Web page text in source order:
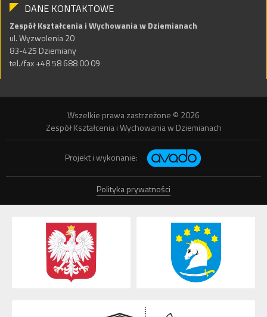
DANE KONTAKTOWE
Zespół Kształcenia i Wychowania w Dziemianach
ul. Wyzwolenia 20
83-425 Dziemiany
tel./fax +48 58 688 00 09
Wszelkie prawa zastrzeżone © 2026
Zespół Kształcenia i Wychowania w Dziemianach
Projekt i wykonanie:
Polityka prywatności